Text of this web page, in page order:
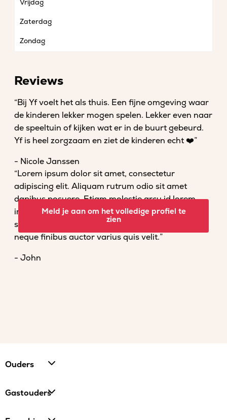
Vrijdag
Zaterdag
Zondag
Reviews
“Bij Yf voelt het als thuis. Een fijne omgeving waar
de kinderen lekker mogen spelen. Lekker even naar
de speeltuin of kijken wat er in de buurt gebeurd.
Yf is heel zorgzaam en ziet de kinderen echt ❤️”
- Nicole Janssen
“Lorem ipsum dolor sit amet, consectetur
adipiscing elit. Aliquam rutrum odio sit amet
dapibus posuere. Etiam molestie arcu id lorem
imperdiet convallis. Fusce venenatis nisl nec dolor
scelerisque tempor. Vestibulum et magna vel
neque finibus auctor varius quis velit.”
- John
Meld je aan om het volledige profiel te
zien
Ouders
Gastouders